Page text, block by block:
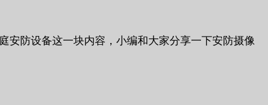
安防设备这一块内容，小编和大家分享一下安防摄像